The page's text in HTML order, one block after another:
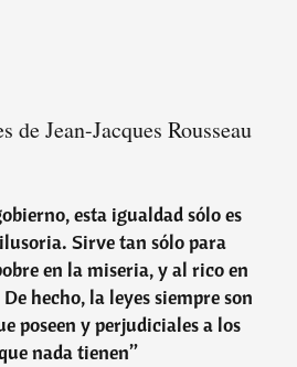
de Jean-Jacques Rousseau
esta igualdad sólo es
Sirve tan sólo para
en la miseria, y al rico en
hecho, la leyes siempre son
poseen y perjudiciales a los
nada tienen”